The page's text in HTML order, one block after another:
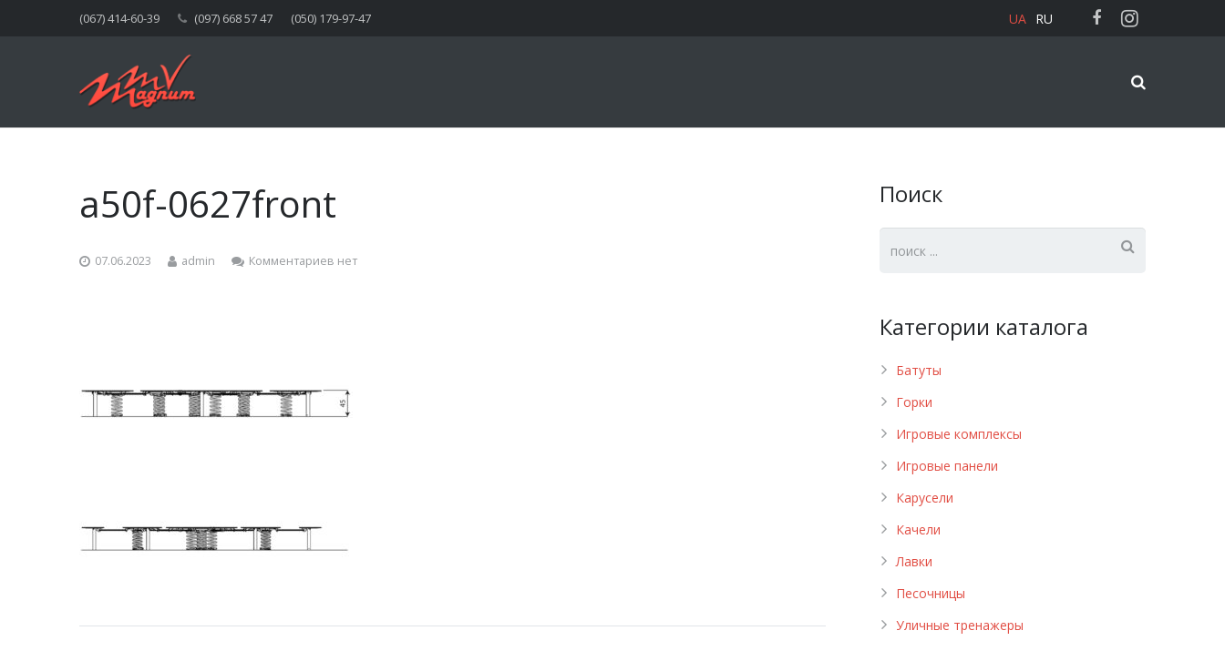
(067) 414-60-39 (097) 668 57 47 (050) 179-97-47 UA RU
a50f-0627front
07.06.2023 admin Комментариев нет
Поиск
Категории каталога
Батуты
Горки
Игровые комплексы
Игровые панели
Карусели
Качели
Лавки
Песочницы
Уличные тренажеры